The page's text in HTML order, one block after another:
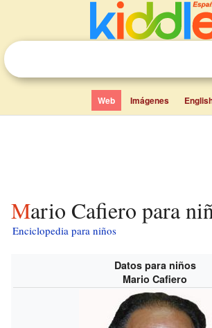
Web Imágenes
Mario Cafiero para
Enciclopedia para niños
Datos para niños
Mario Cafiero